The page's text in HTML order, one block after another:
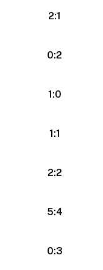
2:1
0:2
1:0
1:1
2:2
5:4
0:3